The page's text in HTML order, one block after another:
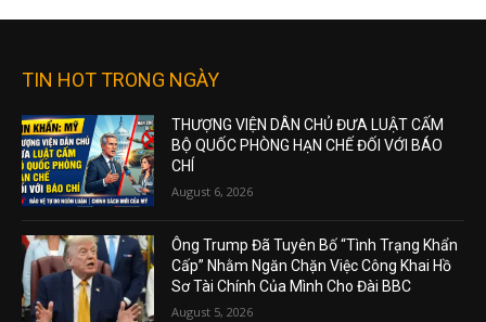
TIN HOT TRONG NGÀY
THƯỢNG VIỆN DÂN CHỦ ĐƯA LUẬT CẤM
BỘ QUỐC PHÒNG HẠN CHẾ ĐỐI VỚI BÁO
CHÍ
August 6, 2026
Ông Trump Đã Tuyên Bố “Tình Trạng Khẩn
Cấp” Nhằm Ngăn Chặn Việc Công Khai Hồ
Sơ Tài Chính Của Mình Cho Đài BBC
August 5, 2026